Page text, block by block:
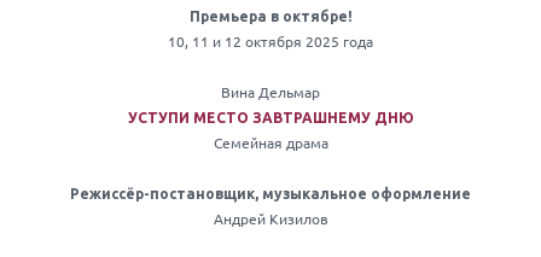
Премьера в октябре!
10, 11 и 12 октября 2025 года
Вина Дельмар
УСТУПИ МЕСТО ЗАВТРАШНЕМУ ДНЮ
Семейная драма
Режиссёр-постановщик, музыкальное оформление
Андрей Кизилов